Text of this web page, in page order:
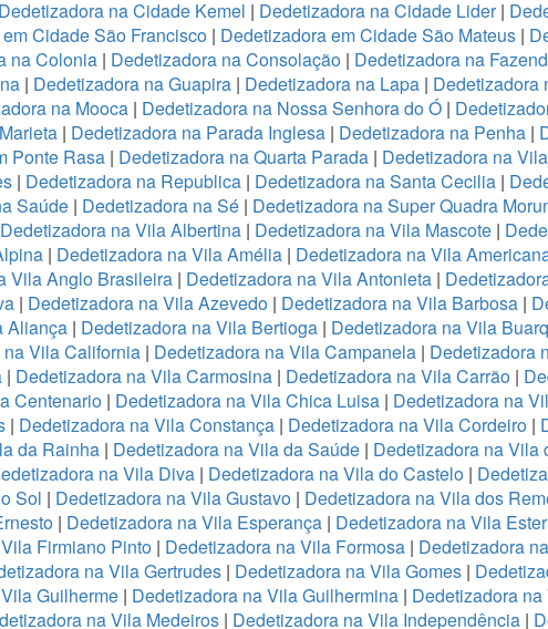
Dedetizadora na Cidade Kemel | Dedetizadora na Cidade Lider|
Cidade São Francisco | Dedetizadora em Cidade São Mateus|
na Colonia | Dedetizadora na Consolação | Dedetizadora na
| Dedetizadora na Guapira | Dedetizadora na Lapa | Dedetizadora
na Mooca | Dedetizadora na Nossa Senhora do Ó |
| Dedetizadora na Parada Inglesa | Dedetizadora na Penha |
Ponte Rasa | Dedetizadora na Quarta Parada | Dedetizadora na
| Dedetizadora na Republica| Dedetizadora na Santa Cecilia|
Saúde| Dedetizadora na Sé| Dedetizadora na Super Quadra
Dedetizadora na Vila Albertina | Dedetizadora na Vila Mascote |
| Dedetizadora na Vila Amélia | Dedetizadora na Vila
Vila Anglo Brasileira | Dedetizadora na Vila Antonieta |
| Dedetizadora na Vila Azevedo | Dedetizadora na Vila Barbosa |
Aliança| Dedetizadora na Vila Bertioga| Dedetizadora na Vila
Vila California | Dedetizadora na Vila Campanela | Dedetizadora
| Dedetizadora na Vila Carmosina| Dedetizadora na Vila Carrão|
Centenario| Dedetizadora na Vila Chica Luisa | Dedetizadora na
| Dedetizadora na Vila Constança| Dedetizadora na Vila Cordeiro|
da Rainha | Dedetizadora na Vila da Saúde| Dedetizadora na Vila
na Vila Diva | Dedetizadora na Vila do Castelo |
Sol | Dedetizadora na Vila Gustavo | Dedetizadora na Vila dos
| Dedetizadora na Vila Esperança| Dedetizadora na Vila Ester
Firmiano Pinto | Dedetizadora na Vila Formosa | Dedetizadora
na Vila Gertrudes | Dedetizadora na Vila Gomes |
Guilherme| Dedetizadora na Vila Guilhermina| Dedetizadora
na Vila Medeiros | Dedetizadora na Vila Independência |